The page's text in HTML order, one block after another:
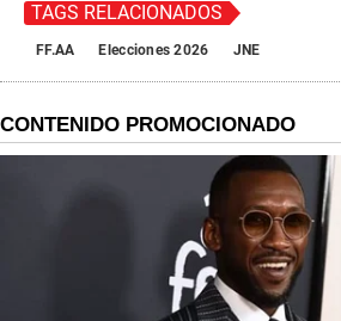
TAGS RELACIONADOS
FF.AA Elecciones 2026 JNE